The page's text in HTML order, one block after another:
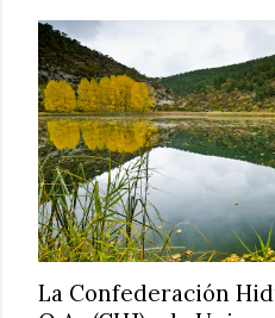
La Confederación